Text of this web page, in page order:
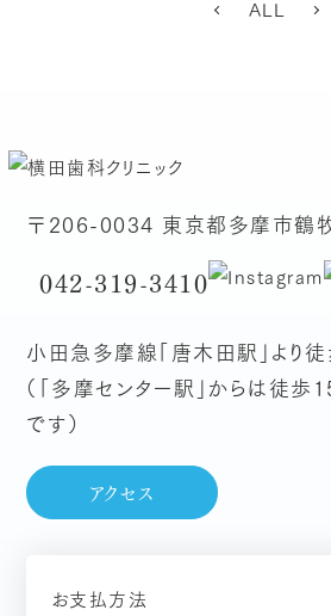
ALL
〒206-0034 東京都多摩市鶴
042-319-3410
小田急多摩線「唐木田駅」より
（「多摩センター駅」からは徒歩
です）
アクセス
お支払方法